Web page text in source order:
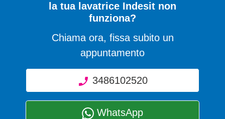
la tua lavatrice Indesit non
funziona?
Chiama ora, fissa subito un
appuntamento
3486102520
WhatsApp